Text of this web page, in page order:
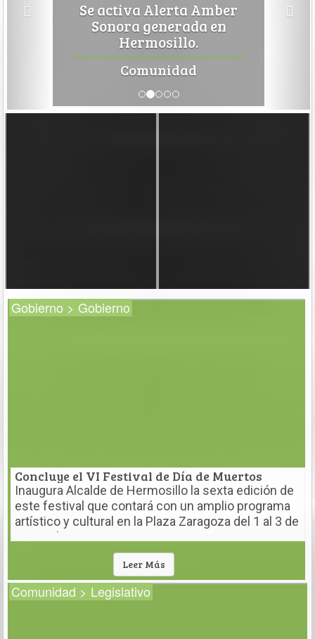
Se activa Alerta Amber
Sonora generada en
Hermosillo.
Comunidad
Gobierno > Gobierno
Concluye el VI Festival de Día de Muertos
Inaugura Alcalde de Hermosillo la sexta edición de
este festival que contará con un amplio programa
artístico y cultural en la Plaza Zaragoza del 1 al 3 de
noviembre
Leer Más
Comunidad > Legislativo